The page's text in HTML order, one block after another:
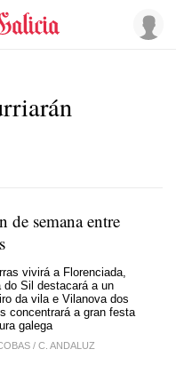
de semana entre
vivirá a Florenciada,
do Sil destacará a un
da vila e Vilanova dos
concentrará a gran festa
galega
/ C. ANDALUZ